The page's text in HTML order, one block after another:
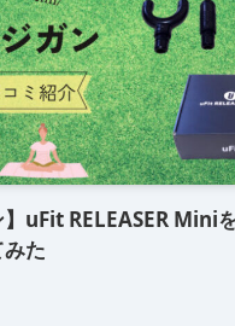
】uFit RELEASER Mini
た